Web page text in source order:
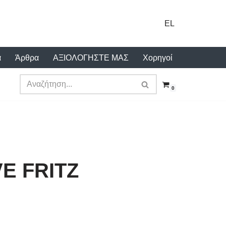
EL
Άρθρα ΑΞΙΟΛΟΓΗΣΤΕ ΜΑΣ Χορηγοί
0
FRITZ